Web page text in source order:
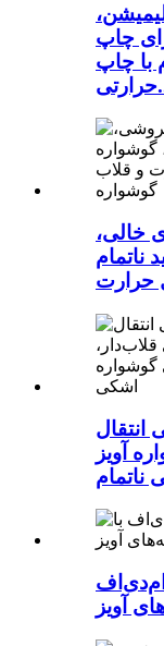
چاپ
با چاپ
خالی،
ناتمام
انتقال
آویز
آویز